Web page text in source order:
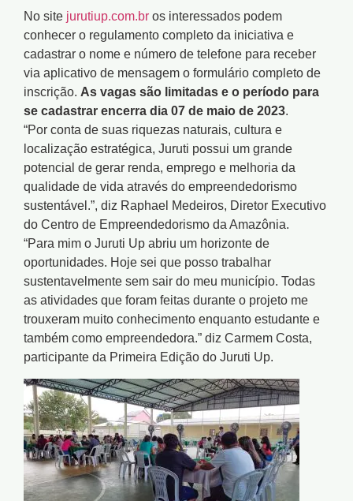
No site jurutiup.com.br os interessados podem
conhecer o regulamento completo da iniciativa e
cadastrar o nome e número de telefone para receber
via aplicativo de mensagem o formulário completo de
inscrição. As vagas são limitadas e o período para
se cadastrar encerra dia 07 de maio de 2023.
“Por conta de suas riquezas naturais, cultura e
localização estratégica, Juruti possui um grande
potencial de gerar renda, emprego e melhoria da
qualidade de vida através do empreendedorismo
sustentável.”, diz Raphael Medeiros, Diretor Executivo
do Centro de Empreendedorismo da Amazônia.
“Para mim o Juruti Up abriu um horizonte de
oportunidades. Hoje sei que posso trabalhar
sustentavelmente sem sair do meu município. Todas
as atividades que foram feitas durante o projeto me
trouxeram muito conhecimento enquanto estudante e
também como empreendedora.” diz Carmem Costa,
participante da Primeira Edição do Juruti Up.